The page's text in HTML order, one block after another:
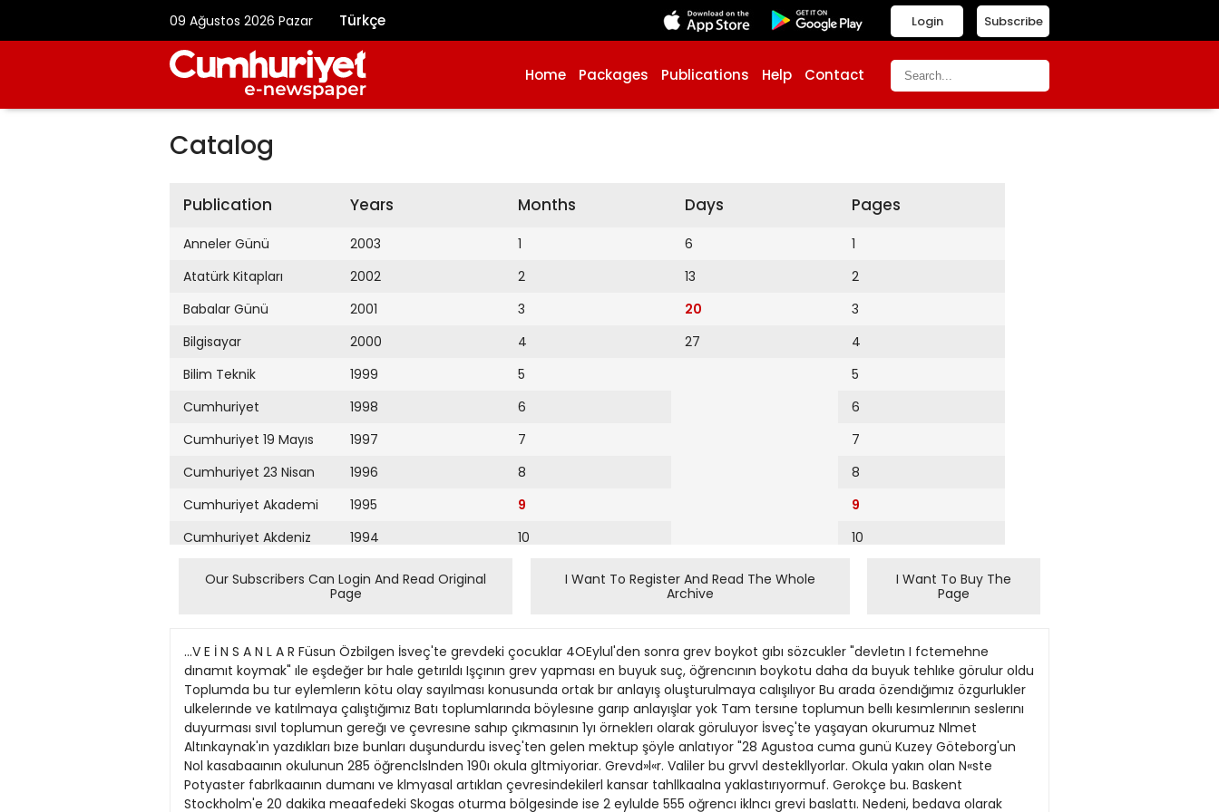
09 Ağustos 2026 Pazar Türkçe Subscribe
Login
Home Packages Publications Help Contact
Catalog
Publication
Anneler Günü
Atatürk Kitapları
Babalar Günü
Bilgisayar
Bilim Teknik
Cumhuriyet
Cumhuriyet 19 Mayıs
Cumhuriyet 23 Nisan
Cumhuriyet Akademi
Cumhuriyet Akdeniz
Cumhuriyet Alışveriş
Cumhuriyet Ankara
Cumhuriyet Büyük
Taaruz
Cumhuriyet
Cumartesi
Cumhuriyet Çevre
Years
2003
2002
2001
2000
1999
1998
1997
1996
1995
1994
1993
1992
1990
1989
1988
1987
1986
Months
1
2
3
4
5
6
7
8
9
10
Days
6
13
20
27
Pages
1
2
3
4
5
6
7
8
9
10
14
16
17
18
Our Subscribers Can Login And Read Original
Page
I Want To Register And Read The Whole
Archive
I Want To Buy The
Page
...V E İ N S A N L A R Füsun Özbilgen İsveç'te grevdeki çocuklar 4OEylul'den sonra grev boykot gıbı sözcukler "devletın I fctemehne
dınamıt koymak" ıle eşdeğer bır hale getırıldı Işçının grev yapması en buyuk suç, öğrencının boykotu daha da buyuk tehlıke görulur oldu
Toplumda bu tur eylemlerın kötu olay sayılması konusunda ortak bır anlayış oluşturulmaya calışılıyor Bu arada özendığımız özgurlukler
ulkelerınde ve katılmaya çalıştığımız Batı toplumlarında böylesıne garıp anlayışlar yok Tam tersıne toplumun bellı kesımlerının seslerını
duyurması sıvıl toplumun gereğı ve çevresıne sahıp çıkmasının 1yı örneklerı olarak göruluyor İsveç'te yaşayan okurumuz Nlmet
Altınkaynak'ın yazdıkları bıze bunları duşundurdu isveç'ten gelen mektup şöyle anlatıyor "28 Agustoa cuma gunü Kuzey Göteborg'un
Nol kasabaaının okulunun 285 öğrenclslnden 190ı okula gltmiyoriar. Grevd»l«r. Valiler bu grvvl destekllyorlar. Okula yakın olan N«ste
Potyaster fabrlkaaının dumanı ve klmyasal artıklan çevresindekilerl kansar tahllkaalna yaklastırıyormuf. Gerokçe bu. Baskent
Stockholm'e 20 dakika meaafedeki Skogas oturma bölgesinde ise 2 eylulde 555 oğrencı iklncı grevi baslattı. Nedeni, bedava olarak